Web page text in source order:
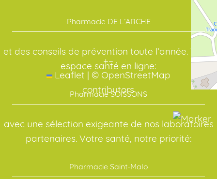
+−
Leaflet | © OpenStreetMap
contributors
Pharmacie DE L’ARCHE
et des conseils de prévention toute l’année. Votre
espace santé en ligne:
Pharmacie SOISSONS
avec une sélection exigeante de nos laboratoires
partenaires. Votre santé, notre priorité:
Pharmacie Saint-Malo